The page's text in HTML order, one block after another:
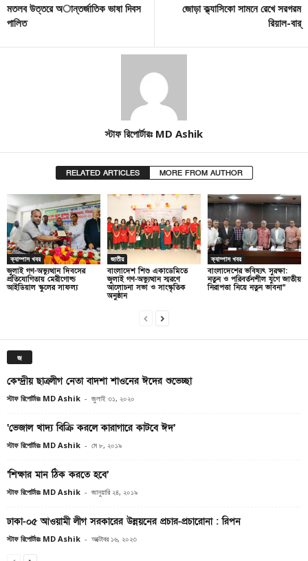
মতলব উত্তরে অান্তর্জাতিক ভাষা দিবস
পালিত
জোড়া ক্ল্যাসিকো সামনে রেখে সরগরম
রিয়াল-বার্
স্টাফ রিপোর্টারঃ MD Ashik
RELATED ARTICLES MORE FROM AUTHOR
ক্যাম্পাস খবর
জুলাই গণ-অভ্যুত্থান দিবসের
প্রতিযোগিতায় মেরীগোল্ড
আইডিয়াল স্কুলের সাফল্য
জাতীয়
বাংলাদেশ শিশু একাডেমিতে
জুলাই গণ-অভ্যুত্থান স্মরণে
আলোচনা সভা ও সাংস্কৃতিক
অনুষ্ঠান
ক্যাম্পাস খবর
বাংলাদেশের ভবিষ্যৎ সুরক্ষা:
নতুন ও পরিবর্তনশীল যুগে জাতীয়
নিরাপত্তা নিয়ে নতুন ভাবনা”
জ
কেন্দ্রীয় ছাত্রলীগ নেতা বাদশা শাওনের ঈদের শুভেচ্ছা
স্টাফ রিপোর্টারঃ MD Ashik - জুলাই ৩১, ২০২০
‘ভেজাল খাদ্য বিক্রি করলে কারাগারে কাটবে ঈদ’
স্টাফ রিপোর্টারঃ MD Ashik - মে ৮, ২০১৯
‘শিক্ষার মান ঠিক করতে হবে’
স্টাফ রিপোর্টারঃ MD Ashik - জানুয়ারি ২৪, ২০১৯
ঢাকা-০৫ আওয়ামী লীগ সরকারের উন্নয়নের প্রচার-প্রচারোনা : রিপন
স্টাফ রিপোর্টারঃ MD Ashik - অক্টোবর ১৬, ২০২৩